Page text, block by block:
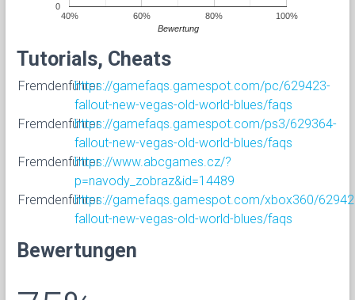
40% 60% 80% 100%
0
Bewertung
Tutorials, Cheats
Fremdenführerhttps://gamefaqs.gamespot.com/pc/629423-
fallout-new-vegas-old-world-blues/faqs
Fremdenführerhttps://gamefaqs.gamespot.com/ps3/629364-
fallout-new-vegas-old-world-blues/faqs
Fremdenführerhttps://www.abcgames.cz/?
p=navody_zobraz&id=14489
Fremdenführerhttps://gamefaqs.gamespot.com/xbox360/
fallout-new-vegas-old-world-blues/faqs
Bewertungen